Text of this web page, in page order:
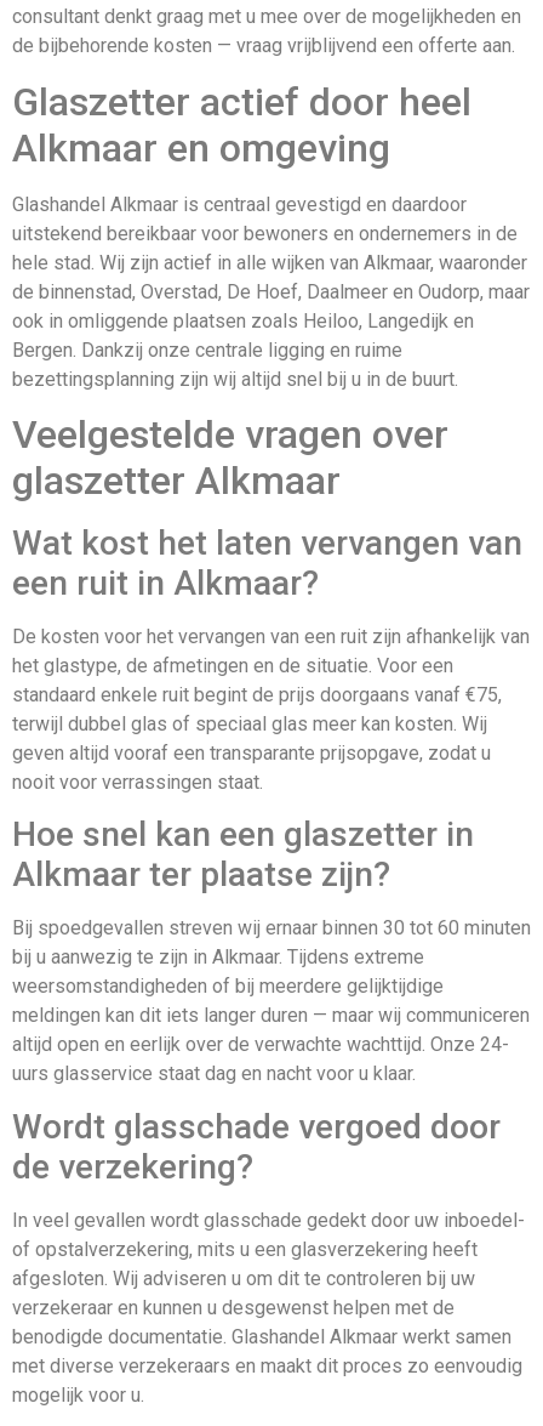
consultant denkt graag met u mee over de mogelijkheden en
de bijbehorende kosten — vraag vrijblijvend een offerte aan.
Glaszetter actief door heel
Alkmaar en omgeving
Glashandel Alkmaar is centraal gevestigd en daardoor
uitstekend bereikbaar voor bewoners en ondernemers in de
hele stad. Wij zijn actief in alle wijken van Alkmaar, waaronder
de binnenstad, Overstad, De Hoef, Daalmeer en Oudorp, maar
ook in omliggende plaatsen zoals Heiloo, Langedijk en
Bergen. Dankzij onze centrale ligging en ruime
bezettingsplanning zijn wij altijd snel bij u in de buurt.
Veelgestelde vragen over
glaszetter Alkmaar
Wat kost het laten vervangen van
een ruit in Alkmaar?
De kosten voor het vervangen van een ruit zijn afhankelijk van
het glastype, de afmetingen en de situatie. Voor een
standaard enkele ruit begint de prijs doorgaans vanaf €75,
terwijl dubbel glas of speciaal glas meer kan kosten. Wij
geven altijd vooraf een transparante prijsopgave, zodat u
nooit voor verrassingen staat.
Hoe snel kan een glaszetter in
Alkmaar ter plaatse zijn?
Bij spoedgevallen streven wij ernaar binnen 30 tot 60 minuten
bij u aanwezig te zijn in Alkmaar. Tijdens extreme
weersomstandigheden of bij meerdere gelijktijdige
meldingen kan dit iets langer duren — maar wij communiceren
altijd open en eerlijk over de verwachte wachttijd. Onze 24-
uurs glasservice staat dag en nacht voor u klaar.
Wordt glasschade vergoed door
de verzekering?
In veel gevallen wordt glasschade gedekt door uw inboedel-
of opstalverzekering, mits u een glasverzekering heeft
afgesloten. Wij adviseren u om dit te controleren bij uw
verzekeraar en kunnen u desgewenst helpen met de
benodigde documentatie. Glashandel Alkmaar werkt samen
met diverse verzekeraars en maakt dit proces zo eenvoudig
mogelijk voor u.